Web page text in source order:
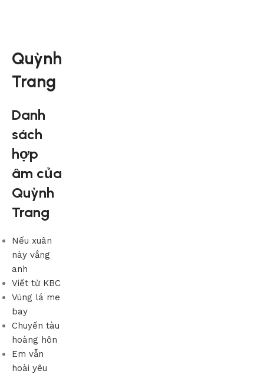
Quỳnh
Trang
Danh
sách
hợp
âm của
Quỳnh
Trang
Nếu xuân
này vắng
anh
Viết từ KBC
Vùng lá me
bay
Chuyến tàu
hoàng hôn
Em vẫn
hoài yêu